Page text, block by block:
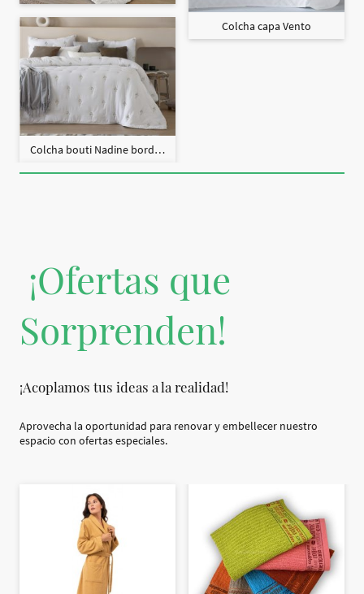
Colcha bouti Nadine bordado + fundas cojín
Colcha capa Vento
¡Ofertas que
Sorprenden!
¡Acoplamos tus ideas a la realidad!
Aprovecha la oportunidad para renovar y embellecer nuestro
espacio con ofertas especiales.